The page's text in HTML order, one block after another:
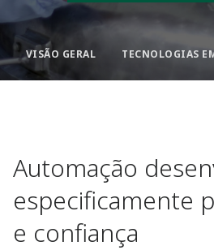
VISÃO GERAL TECNOLOGIAS
Automação
especificamente
e confiança